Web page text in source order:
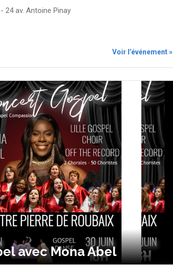
24 av. Antoine Pinay
Voir l’événement »
avec Mona Abel